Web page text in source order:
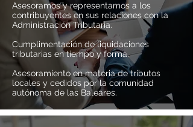
Asesoramos y representamos a los
contribuyentes en sus relaciones con la
Administración Tributaria.
Cumplimentación de liquidaciones
tributarias en tiempo y forma.
Asesoramiento en materia de tributos
locales y cedidos por la comunidad
autónoma de las Baleares.